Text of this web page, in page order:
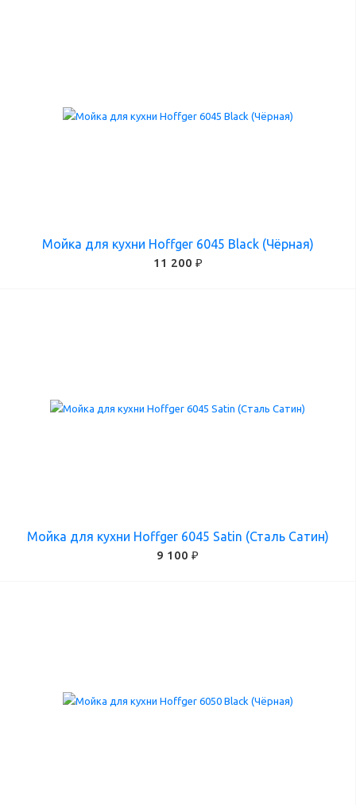
Мойка для кухни Hoffger 6045 Black (Чёрная)
11 200 ₽
Мойка для кухни Hoffger 6045 Satin (Сталь Сатин)
9 100 ₽